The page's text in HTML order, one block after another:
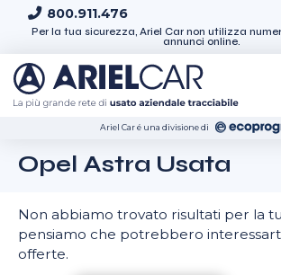
Skip to content
800.911.476
Per la tua sicurezza, Ariel Car non utilizza
annunci online.
Ariel Car é una divisione di
Opel Astra Usata
Non abbiamo trovato risultati per la
pensiamo che potrebbero
offerte.